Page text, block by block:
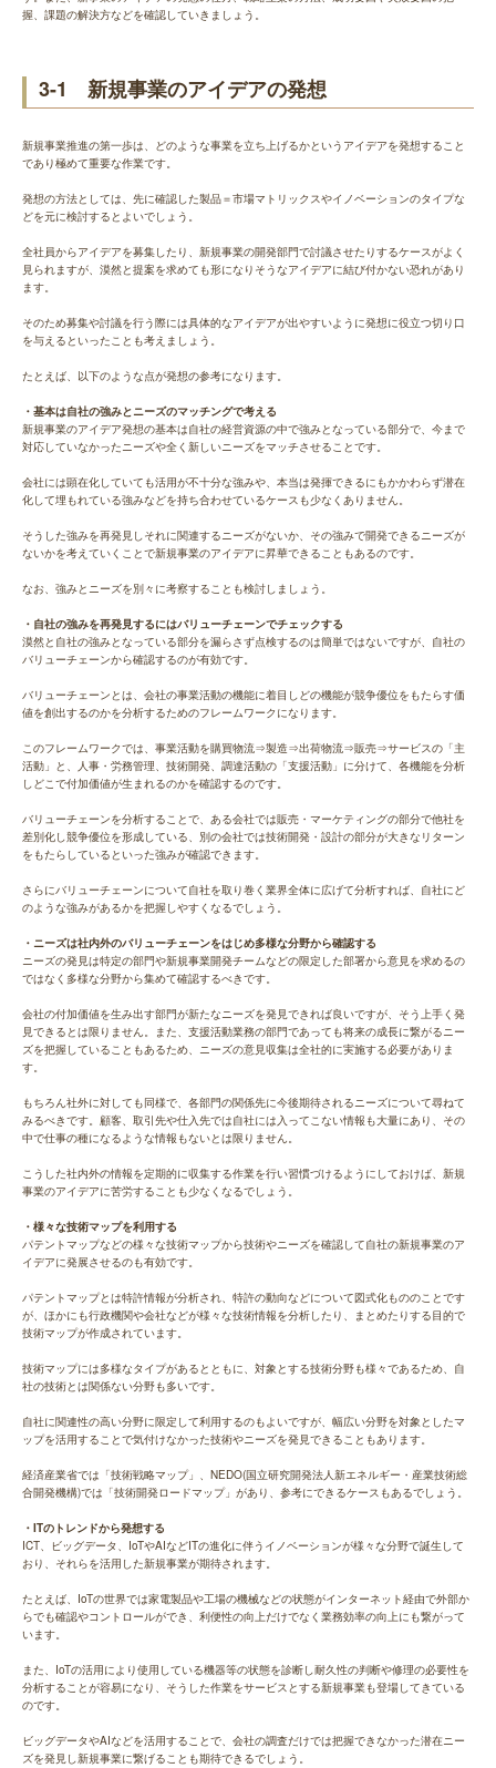
握、課題の解決方などを確認していきましょう。
3-1 新規事業のアイデアの発想
新規事業推進の第一歩は、どのような事業を立ち上げるかというアイデアを発想すること
であり極めて重要な作業です。
発想の方法としては、先に確認した製品＝市場マトリックスやイノベーションのタイプな
どを元に検討するとよいでしょう。
全社員からアイデアを募集したり、新規事業の開発部門で討議させたりするケースがよく
見られますが、漠然と提案を求めても形になりそうなアイデアに結び付かない恐れがあり
ます。
そのため募集や討議を行う際には具体的なアイデアが出やすいように発想に役立つ切り口
を与えるといったことも考えましょう。
たとえば、以下のような点が発想の参考になります。
・基本は自社の強みとニーズのマッチングで考える
新規事業のアイデア発想の基本は自社の経営資源の中で強みとなっている部分で、今まで
対応していなかったニーズや全く新しいニーズをマッチさせることです。
会社には顕在化していても活用が不十分な強みや、本当は発揮できるにもかかわらず潜在
化して埋もれている強みなどを持ち合わせているケースも少なくありません。
そうした強みを再発見しそれに関連するニーズがないか、その強みで開発できるニーズが
ないかを考えていくことで新規事業のアイデアに昇華できることもあるのです。
なお、強みとニーズを別々に考察することも検討しましょう。
・自社の強みを再発見するにはバリューチェーンでチェックする
漠然と自社の強みとなっている部分を漏らさず点検するのは簡単ではないですが、自社の
バリューチェーンから確認するのが有効です。
バリューチェーンとは、会社の事業活動の機能に着目しどの機能が競争優位をもたらす価
値を創出するのかを分析するためのフレームワークになります。
このフレームワークでは、事業活動を購買物流⇒製造⇒出荷物流⇒販売⇒サービスの「主
活動」と、人事・労務管理、技術開発、調達活動の「支援活動」に分けて、各機能を分析
しどこで付加価値が生まれるのかを確認するのです。
バリューチェーンを分析することで、ある会社では販売・マーケティングの部分で他社を
差別化し競争優位を形成している、別の会社では技術開発・設計の部分が大きなリターン
をもたらしているといった強みが確認できます。
さらにバリューチェーンについて自社を取り巻く業界全体に広げて分析すれば、自社にど
のような強みがあるかを把握しやすくなるでしょう。
・ニーズは社内外のバリューチェーンをはじめ多様な分野から確認する
ニーズの発見は特定の部門や新規事業開発チームなどの限定した部署から意見を求めるの
ではなく多様な分野から集めて確認するべきです。
会社の付加価値を生み出す部門が新たなニーズを発見できれば良いですが、そう上手く発
見できるとは限りません。また、支援活動業務の部門であっても将来の成長に繋がるニー
ズを把握していることもあるため、ニーズの意見収集は全社的に実施する必要がありま
す。
もちろん社外に対しても同様で、各部門の関係先に今後期待されるニーズについて尋ねて
みるべきです。顧客、取引先や仕入先では自社には入ってこない情報も大量にあり、その
中で仕事の種になるような情報もないとは限りません。
こうした社内外の情報を定期的に収集する作業を行い習慣づけるようにしておけば、新規
事業のアイデアに苦労することも少なくなるでしょう。
・様々な技術マップを利用する
パテントマップなどの様々な技術マップから技術やニーズを確認して自社の新規事業のア
イデアに発展させるのも有効です。
パテントマップとは特許情報が分析され、特許の動向などについて図式化もののことです
が、ほかにも行政機関や会社などが様々な技術情報を分析したり、まとめたりする目的で
技術マップが作成されています。
技術マップには多様なタイプがあるとともに、対象とする技術分野も様々であるため、自
社の技術とは関係ない分野も多いです。
自社に関連性の高い分野に限定して利用するのもよいですが、幅広い分野を対象としたマ
ップを活用することで気付けなかった技術やニーズを発見できることもあります。
経済産業省では「技術戦略マップ」、NEDO(国立研究開発法人新エネルギー・産業技術総
合開発機構)では「技術開発ロードマップ」があり、参考にできるケースもあるでしょう。
・ITのトレンドから発想する
ICT、ビッグデータ、IoTやAIなどITの進化に伴うイノベーションが様々な分野で誕生して
おり、それらを活用した新規事業が期待されます。
たとえば、IoTの世界では家電製品や工場の機械などの状態がインターネット経由で外部か
らでも確認やコントロールができ、利便性の向上だけでなく業務効率の向上にも繋がって
います。
また、IoTの活用により使用している機器等の状態を診断し耐久性の判断や修理の必要性を
分析することが容易になり、そうした作業をサービスとする新規事業も登場してきている
のです。
ビッグデータやAIなどを活用することで、会社の調査だけでは把握できなかった潜在ニー
ズを発見し新規事業に繋げることも期待できるでしょう。